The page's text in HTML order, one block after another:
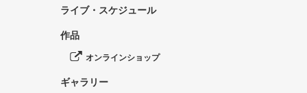
ライブ・スケジュール
作品
オンラインショップ
ギャラリー